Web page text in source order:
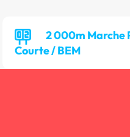
2 000m Marche
Courte / BEM